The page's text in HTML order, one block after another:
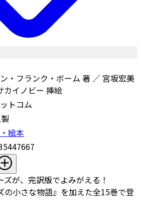
・フランク・ボーム 著 ／ 宮坂宏美
カイノビー 挿絵
トコム
絵本
が、完訳版でよみがえる！
の小さな物語』を加えた全15巻で登